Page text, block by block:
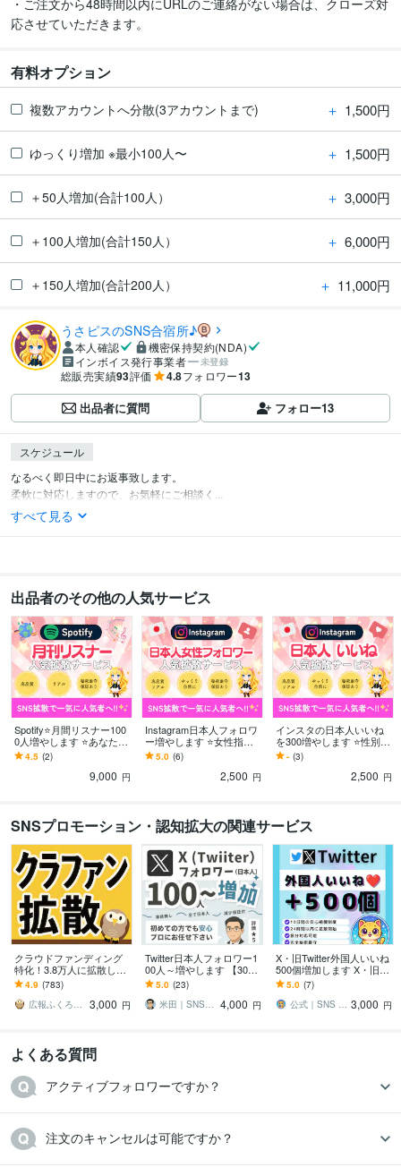
・ご注文から48時間以内にURLのご連絡がない場合は、クローズ対
有料オプション
複数アカウントへ分散(3アカウントまで) ＋ 1,500円
ゆっくり増加 ※最小100人〜 ＋ 1,500円
＋50人増加(合計100人） ＋ 3,000円
＋100人増加(合計150人） ＋ 6,000円
＋150人増加(合計200人） ＋ 11,000円
うさピスのSNS合宿所♪
本人確認
機密保持契約(NDA)
インボイス発行事業者
未登録
総販売実績93評価 4.8フォロワー13
出品者に質問 フォロー13
スケジュール
なるべく即日中にお返事致します。
柔軟に対応しますので、お気軽にご相談く...
すべて見る
出品者のその他の人気サービス
Spotify⭐️月間リスナー100
0人増やします ⭐️あなたの
楽曲を世界中へ拡散⭐️夢へ
近道しよう！⭐️保証付
4.5 (2)
9,000 円
Instagram日本人フォロワ
ー増やします ⭐️女性指定
も可能⭐️ゆっくり自然に増
加可能
5.0 (6)
2,500 円
インスタの日本人いいね
を300増やします ⭐️性別・
年代の指定可能！⭐️リアル
日本人⭐️保証あり⭐️
- (3)
2,500 円
SNSプロモーション・認知拡大の関連サービス
クラウドファンディング
特化！3.8万人に拡散しま
す CAMPFIRE、Makuake
など対応。おかげさまで3
億円
4.9 (783)
広報ふくろう＠クラファン専門パートナー
3,000 円
Twitter日本人フォロワー1
00人～増やします 【30日
間減少保証付！】国内に
宣伝・拡散してXフォロワ
ー増加
5.0 (23)
米田｜SNS拡散のプロ｜リスク対策も万全 4,000 円
X・旧Twitter外国人いいね
500個増加します X・旧Tw
itterの外国人いいね500個
増加します
5.0 (7)
公式｜SNS Planning HARU 3,000 円
よくある質問
アクティブフォロワーですか？
注文のキャンセルは可能ですか？